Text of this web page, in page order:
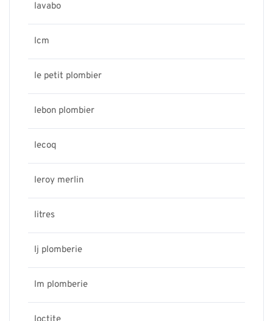
lavabo
lcm
le petit plombier
lebon plombier
lecoq
leroy merlin
litres
lj plomberie
lm plomberie